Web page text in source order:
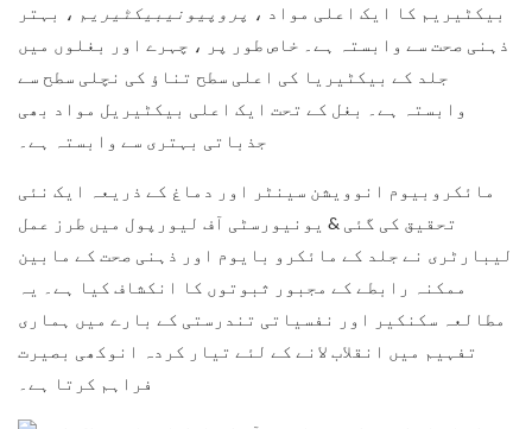
بیکٹیریم کا ایک اعلی مواد ، پروپیونیبیکٹیریم ، بہتر
ذہنی صحت سے وابستہ ہے۔ خاص طور پر ، چہرے اور بغلوں میں
جلد کے بیکٹیریا کی اعلی سطح تناؤ کی نچلی سطح سے
وابستہ ہے۔ بغل کے تحت ایک اعلی بیکٹیریل مواد بھی
جذباتی بہتری سے وابستہ ہے۔
مائکروبیوم انوویشن سینٹر اور دماغ کے ذریعہ ایک نئی
تحقیق کی گئی & یونیورسٹی آف لیورپول میں طرز عمل
لیبارٹری نے جلد کے مائکرو بایوم اور ذہنی صحت کے مابین
ممکنہ رابطے کے مجبور ثبوتوں کا انکشاف کیا ہے۔ یہ
مطالعہ سکنکیر اور نفسیاتی تندرستی کے بارے میں ہماری
تفہیم میں انقلاب لانے کے لئے تیار کردہ انوکھی بصیرت
فراہم کرتا ہے۔